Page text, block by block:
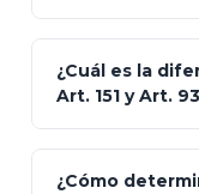
¿Cuál es la
Art. 151 y Art.
¿Cómo